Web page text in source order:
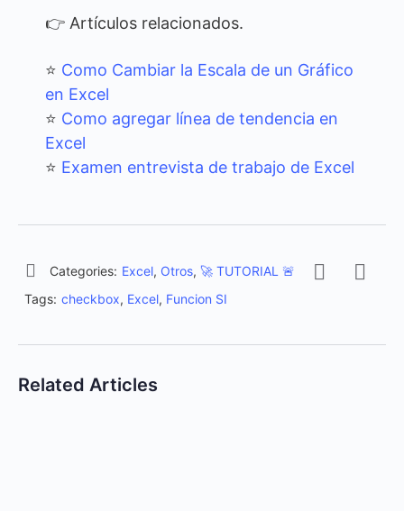
👉 Artículos relacionados.
⭐ Como Cambiar la Escala de un Gráfico
en Excel
⭐ Como agregar línea de tendencia en
Excel
⭐ Examen entrevista de trabajo de Excel
Categories: Excel, Otros, 🚀 TUTORIAL 🚨
Tags: checkbox, Excel, Funcion SI
Related Articles